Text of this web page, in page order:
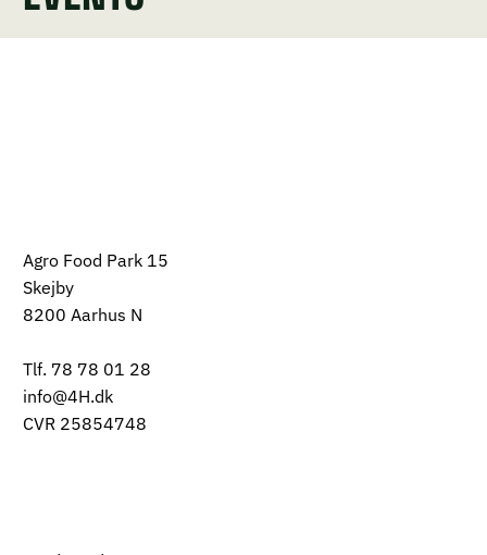
Agro Food Park 15
Skejby
8200 Aarhus N
Tlf. 78 78 01 28
info@4H.dk
CVR 25854748